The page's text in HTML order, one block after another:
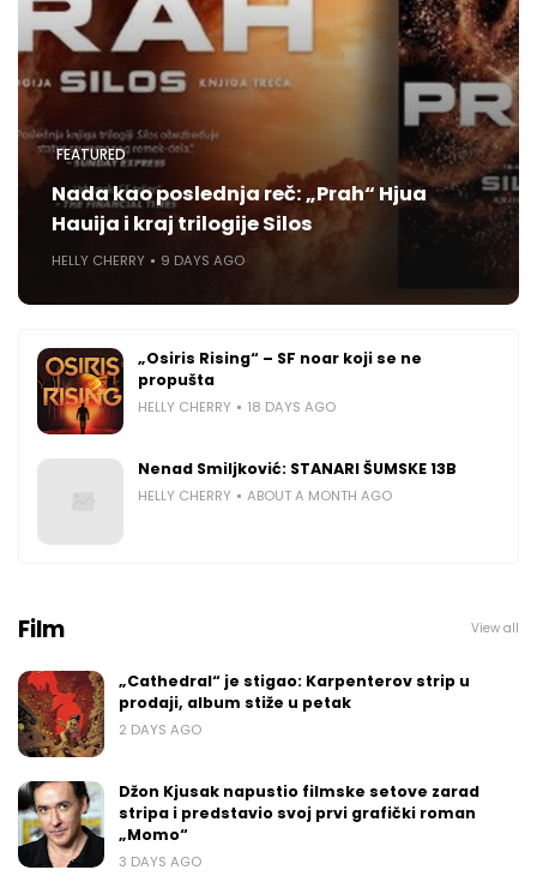
FEATURED
Nada kao poslednja reč: „Prah“ Hjua
Hauija i kraj trilogije Silos
HELLY CHERRY 9 DAYS AGO
„Osiris Rising“ – SF noar koji se ne
propušta
HELLY CHERRY 18 DAYS AGO
Nenad Smiljković: STANARI ŠUMSKE 13B
HELLY CHERRY ABOUT A MONTH AGO
Film View all
„Cathedral“ je stigao: Karpenterov strip u
prodaji, album stiže u petak
2 DAYS AGO
Džon Kjusak napustio filmske setove zarad
stripa i predstavio svoj prvi grafički roman
„Momo“
3 DAYS AGO